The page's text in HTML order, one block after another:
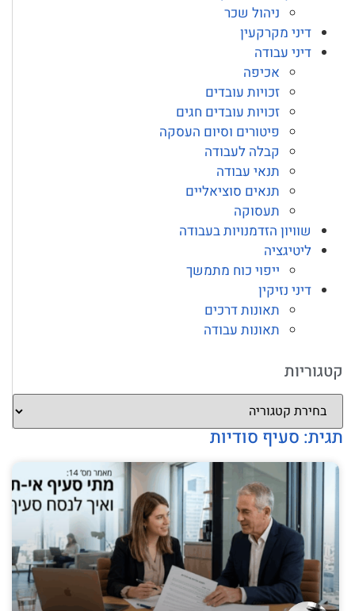
ניהול שכר
דיני מקרקעין
דיני עבודה
אכיפה
זכויות עובדים
זכויות עובדים חגים
פיטורים וסיום העסקה
קבלה לעבודה
תנאי עבודה
תנאים סוציאליים
תעסוקה
שוויון הזדמנויות בעבודה
ליטיגציה
ייפוי כוח מתמשך
דיני נזיקין
תאונות דרכים
תאונות עבודה
קטגוריות
תגית: סעיף סודיות